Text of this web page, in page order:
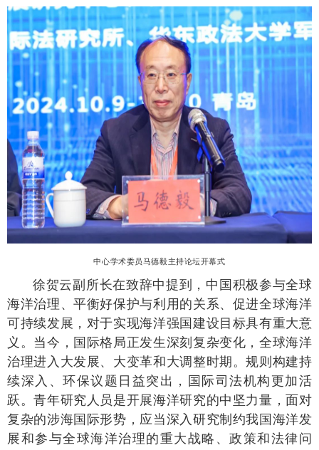
中心学术委员马德毅主持论坛开幕式
徐贺云副所长在致辞中提到，中国积极参与全球
海洋治理、平衡好保护与利用的关系、促进全球海洋
可持续发展，对于实现海洋强国建设目标具有重大意
义。当今，国际格局正发生深刻复杂变化，全球海洋
治理进入大发展、大变革和大调整时期。规则构建持
续深入、环保议题日益突出，国际司法机构更加活
跃。青年研究人员是开展海洋研究的中坚力量，面对
复杂的涉海国际形势，应当深入研究制约我国海洋发
展和参与全球海洋治理的重大战略、政策和法律问